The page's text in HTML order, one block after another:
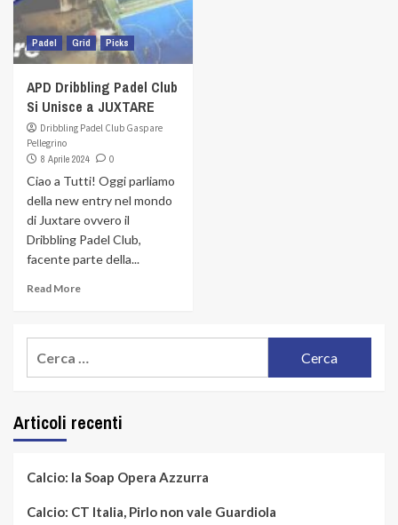
Padel Grid Picks
APD Dribbling Padel Club
Si Unisce a JUXTARE
Dribbling Padel Club Gaspare
Pellegrino
8 Aprile 2024
0
Ciao a Tutti! Oggi parliamo
della new entry nel mondo
di Juxtare ovvero il
Dribbling Padel Club,
facente parte della...
Read More
Articoli recenti
Calcio: la Soap Opera Azzurra
Calcio: CT Italia, Pirlo non vale Guardiola